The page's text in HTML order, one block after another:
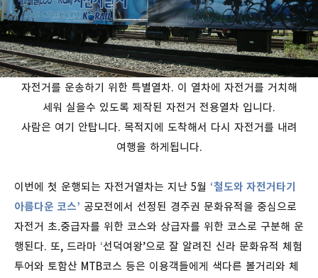
자전거를 운송하기 위한 특별열차. 이 열차에 자전거를 거치해
세워 실을수 있도록 제작된 자전거 전용열차 입니다.
사람은 여기 안탑니다. 목적지에 도착해서 다시 자전거를 내려
여행을 하게됩니다.
이번에 첫 운행되는 자전거열차는 지난 5월 ‘철도와 자전거타기
아름다운 코스’ 공모전에서 선정된 경주권 문화유적을 중심으로
자전거 초․중급자를 위한 코스와 상급자를 위한 코스로 구분해 운
행된다. 또, 드라마 ‘선덕여왕’으로 잘 알려진 신라 문화유적 체험
투어와 토함산 MTB코스 등은 이용객들에게 색다른 볼거리와 체